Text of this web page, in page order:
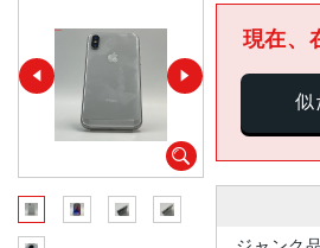
現在、
似